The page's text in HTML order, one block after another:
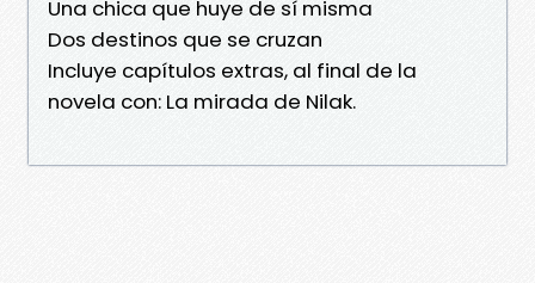
Una chica que huye de sí misma
Dos destinos que se cruzan
Incluye capítulos extras, al final de la
novela con: La mirada de Nilak.